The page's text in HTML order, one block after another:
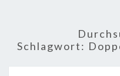
Schlagwort: